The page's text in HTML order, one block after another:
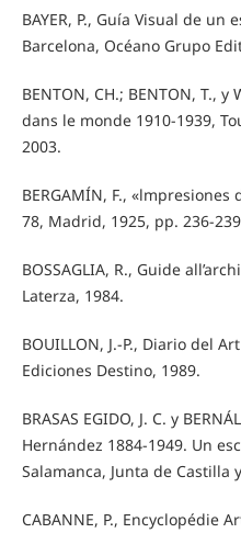
BAYER, P., Guía Visual de un
Barcelona, Océano Grupo
BENTON, CH.; BENTON, T., y
dans le monde 1910-1939,
2003.
BERGAMÍN, F.,
78, Madrid, 1925, pp. 236-
BOSSAGLIA, R., Guide
Laterza, 1984.
BOUILLON, J.-P., Diario del
Ediciones Destino, 1989.
BRASAS EGIDO, J. C. y
Hernández 1884-1949. Un
Salamanca, Junta de Castilla
CABANNE, P., Encyclopédie